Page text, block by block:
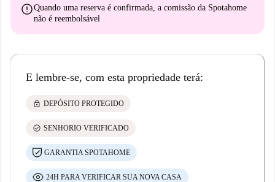
errorQuando uma reserva é confirmada, a comissão da Spotahome
não é reembolsável
E lembre-se, com esta propriedade terá:
lock DEPÓSITO PROTEGIDO
check_circle SENHORIO VERIFICADO
GARANTIA SPOTAHOME
24H PARA VERIFICAR SUA NOVA CASA